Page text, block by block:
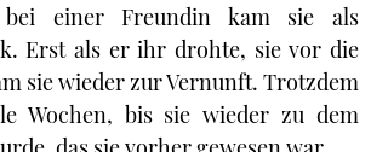
bei einer Freundin kam sie als
Erst als er ihr drohte, sie vor die
sie wieder zur Vernunft. Trotzdem
Wochen, bis sie wieder zu dem